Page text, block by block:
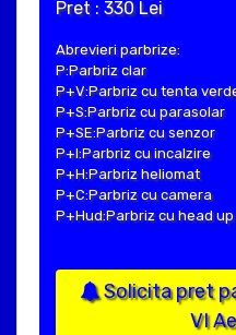
Pret : 330 Lei
Abrevieri parbrize:
P:Parbriz clar
P+V:Parbriz cu tenta
P+S:Parbriz cu parasolar
P+SE:Parbriz cu senzor
P+I:Parbriz cu incalzire
P+H:Parbriz heliomat
P+C:Parbriz cu camera
P+Hud:Parbriz cu head
Solicita pret
VI